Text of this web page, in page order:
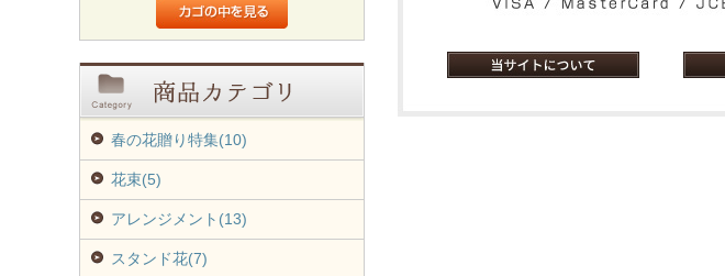
春の花贈り特集(10)
花束(5)
アレンジメント(13)
スタンド花(7)